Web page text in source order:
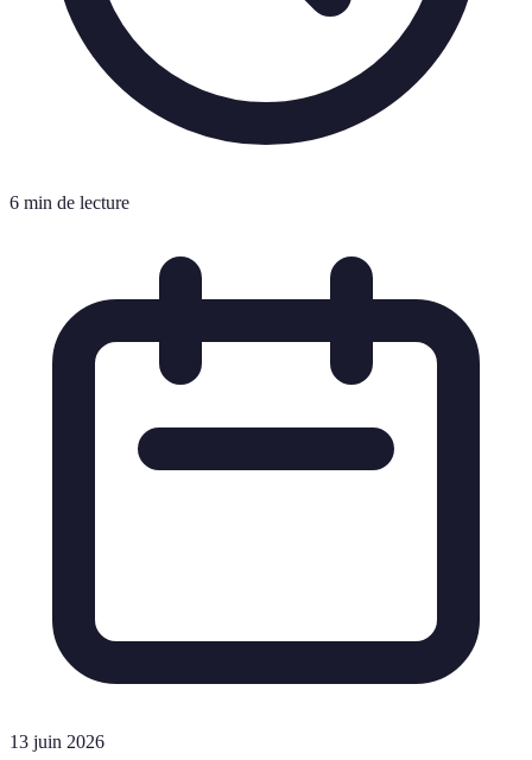
6 min de lecture
13 juin 2026